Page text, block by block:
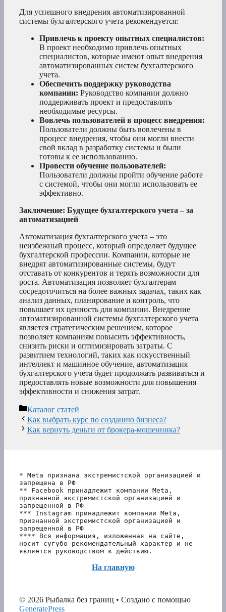
Для успешного внедрения автоматизированной
системы бухгалтерского учета рекомендуется:
Привлечь к проекту опытных специалистов:
В проект необходимо привлечь опытных
специалистов, которые имеют опыт внедрения
автоматизированных систем бухгалтерского
учета.
Обеспечить поддержку руководства
компании: Руководство компании должно
поддерживать проект и предоставлять
необходимые ресурсы.
Вовлечь пользователей в процесс внедрения:
Пользователи должны быть вовлечены в
процесс внедрения, чтобы они могли внести
свой вклад в разработку системы и были
готовы к ее использованию.
Провести обучение пользователей:
Пользователи должны пройти обучение работе
с системой, чтобы они могли использовать ее
эффективно.
Заключение: Будущее бухгалтерского учета – за
автоматизацией
Автоматизация бухгалтерского учета – это
неизбежный процесс, который определяет будущее
бухгалтерской профессии. Компании, которые не
внедрят автоматизированные системы, будут
отставать от конкурентов и терять возможности для
роста. Автоматизация позволяет бухгалтерам
сосредоточиться на более важных задачах, таких как
анализ данных, планирование и контроль, что
повышает их ценность для компании. Внедрение
автоматизированной системы бухгалтерского учета
является стратегическим решением, которое
позволяет компаниям повысить эффективность,
снизить риски и оптимизировать затраты. С
развитием технологий, таких как искусственный
интеллект и машинное обучение, автоматизация
бухгалтерского учета будет продолжать развиваться и
предоставлять новые возможности для повышения
эффективности и снижения затрат.
Рубрики
Каталог статей
Как выбрать курс по созданию бизнеса?
Как вернуть деньги от брокера-мошенника?
* Meta признана экстремистской организацией и
запрещена в РФ
** Facebook принадлежит компании Meta,
признанной экстремистской организацией и
запрещенной в РФ
*** Instagram принадлежит компании Meta,
признанной экстремистской организацией и
запрещенной в РФ
**** Вся информация, изложенная на сайте,
носит сугубо рекомендательный характер и не
является руководством к действию.
На главную
© 2026 Рыбалка без границ • Создано с помощью
GeneratePress